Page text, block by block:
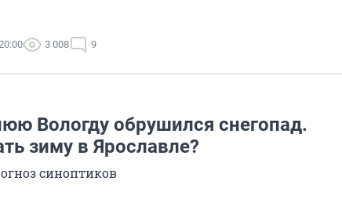
3 008 9
Вологду обрушился снегопад.
зиму в Ярославле?
синоптиков